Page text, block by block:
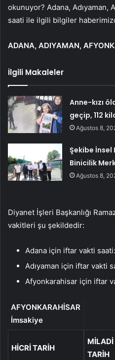
okunuyor? Adana, Adıyaman,
saati ile ilgili bilgiler
ADANA, ADIYAMAN,
İlgili Makaleler
Anne-kızı
geçip, 112
Ağustos 8,
Şekibe İnsel
Binicilik
Ağustos 8,
Diyanet İşleri Başkanlığı
vakitleri şu şekildedir:
Adana için iftar vakti
Adıyaman için iftar vakti
Afyonkarahisar için iftar
AFYONKARAHİSAR
İmsakiye
HICRI TARIH
MILADI
TARIH